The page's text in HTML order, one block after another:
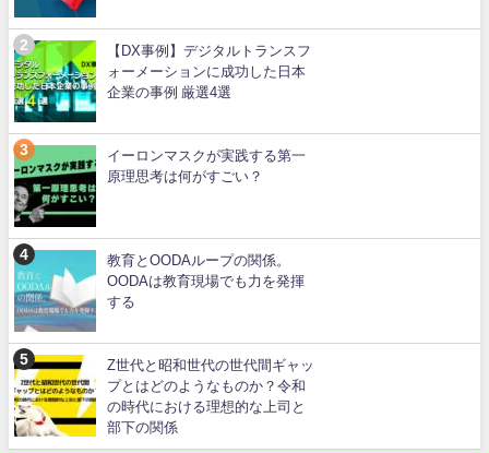
【DX事例】デジタルトランスフ
ォーメーションに成功した日本
企業の事例 厳選4選
イーロンマスクが実践する第一
原理思考は何がすごい？
教育とOODAループの関係。
OODAは教育現場でも力を発揮
する
Z世代と昭和世代の世代間ギャッ
プとはどのようなものか？令和
の時代における理想的な上司と
部下の関係